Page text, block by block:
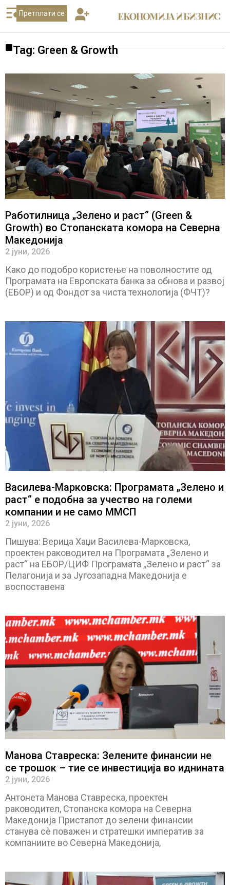
Претплати се
Tag: Green & Growth
Работилница „Зелено и раст“ (Green &
Growth) во Стопанската комора на Северна
Македонија
2 јуни, 2026
Како до подобро користење на поволностите од
Програмата на Европската банка за обнова и развој
(ЕБОР) и од Фондот за чиста технологија (ФЧТ)?
Василева-Марковска: Програмата „Зелено и
раст“ е подобна за учество на големи
компании и не само ММСП
2 јуни, 2026
Пишува: Верица Хаџи Василева-Марковска,
проектен раководител на Програмата „Зелено и
раст“ на ЕБОР/ЦИФ Програмата „Зелено и раст“ за
Пелагонија и за Југозападна Македонија е
воспоставена
Манова Ставреска: Зелените финансии не
се трошок – тие се инвестиција во иднината
2 јуни, 2026
Антонета Манова Ставреска, проектен
раководител, Стопанска комора на Северна
Македонија Пристапот до зелени финансии
станува сè поважен и стратешки императив за
компаниите во Северна Македонија,